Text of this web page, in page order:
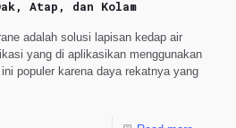
Atap, dan Kolam
adalah solusi lapisan kedap air
yang di aplikasikan menggunakan
populer karena daya rekatnya yang